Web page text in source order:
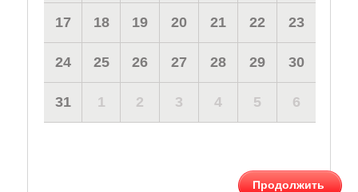
17 18 19 20 21 22 23
24 25 26 27 28 29 30
31 1 2 3 4 5 6
Продолжить